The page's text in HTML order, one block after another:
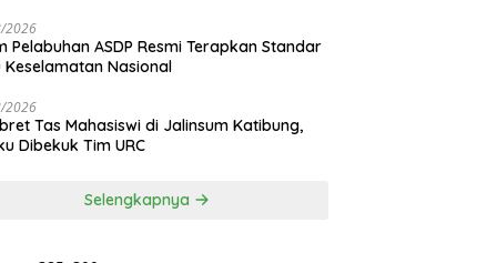
2026
Pelabuhan ASDP Resmi Terapkan Standar
Keselamatan Nasional
2026
Tas Mahasiswi di Jalinsum Katibung,
Dibekuk Tim URC
Selengkapnya